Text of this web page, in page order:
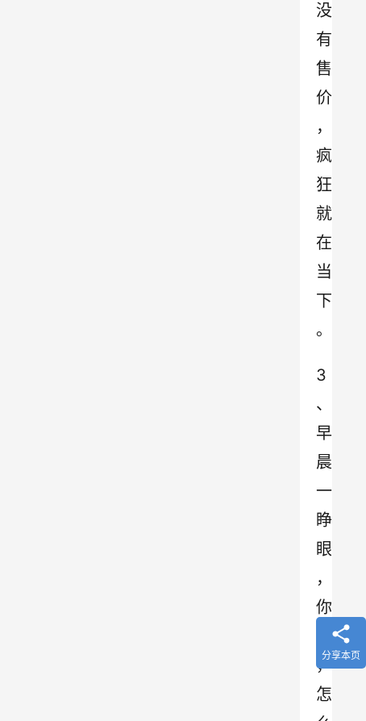
没
有
售
价
，
疯
狂
就
在
当
下
。
3
、
早
晨
一
睁
眼
，
你
，
怎
分享本页